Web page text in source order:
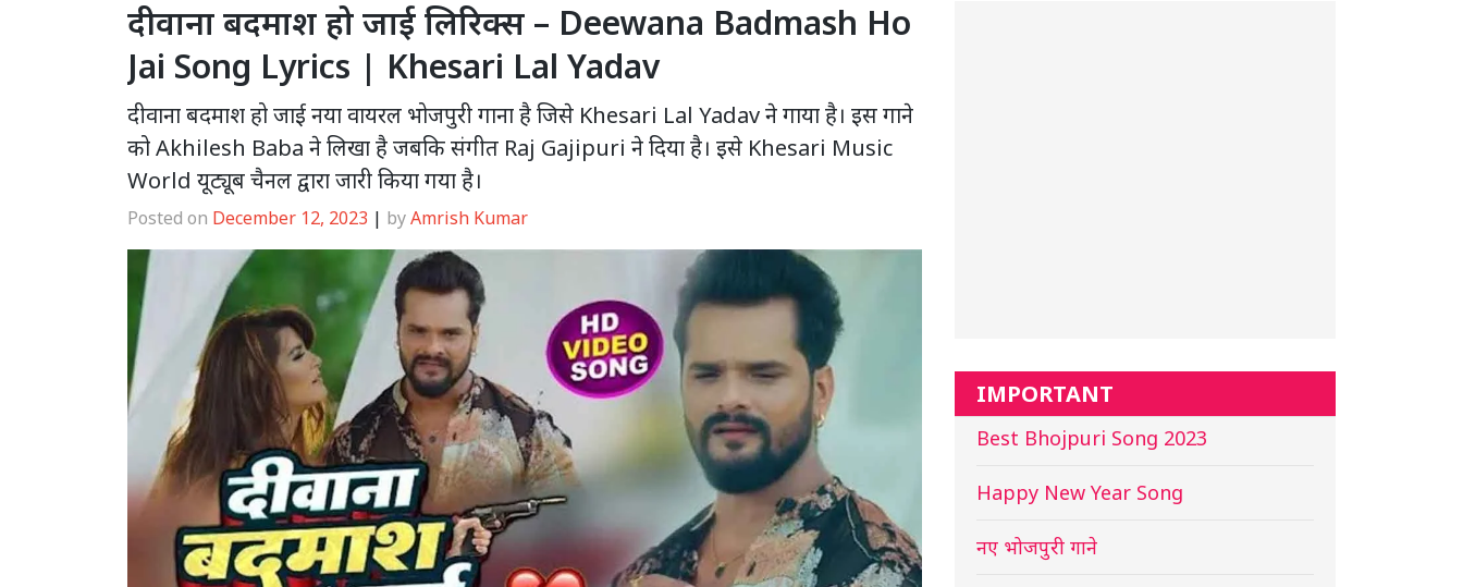
दीवाना बदमाश हो जाई लिरिक्स – Deewana Badmash Ho
Jai Song Lyrics | Khesari Lal Yadav
दीवाना बदमाश हो जाई नया वायरल भोजपुरी गाना है जिसे Khesari Lal Yadav ने गाया है। इस गाने
को Akhilesh Baba ने लिखा है जबकि संगीत Raj Gajipuri ने दिया है। इसे Khesari Music
World यूट्यूब चैनल द्वारा जारी किया गया है।
Posted on December 12, 2023 | byAmrish Kumar
IMPORTANT
Best Bhojpuri Song 2023
Happy New Year Song
नए भोजपुरी गाने